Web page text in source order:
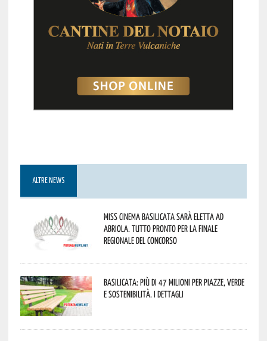
ALTRE NEWS
Miss Cinema Basilicata sarà eletta ad
Abriola. Tutto pronto per la finale
regionale del concorso
Basilicata: più di 47 milioni per piazze, verde
e sostenibilità. I dettagli